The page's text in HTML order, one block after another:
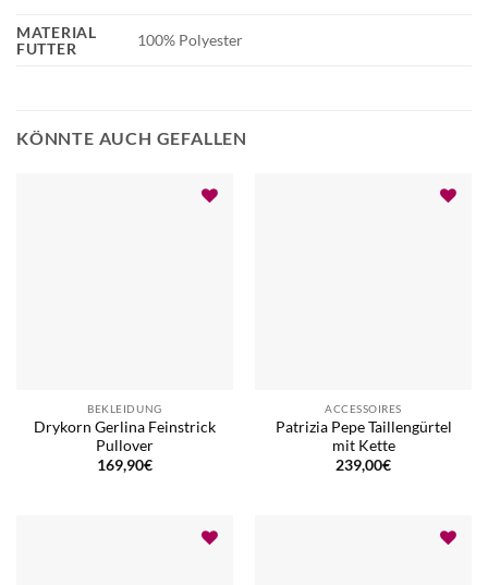
MATERIAL
FUTTER
100% Polyester
KÖNNTE AUCH GEFALLEN
BEKLEIDUNG
Drykorn Gerlina Feinstrick
Pullover
169,90€
ACCESSOIRES
Patrizia Pepe Taillengürtel
mit Kette
239,00€